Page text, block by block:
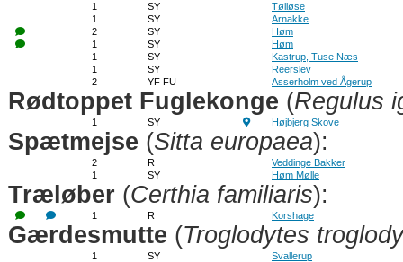
1
SY
Tølløse
1
SY
Arnakke
2
SY
Høm
1
SY
Høm
1
SY
Kastrup, Tuse Næs
1
SY
Reerslev
2
YF FU Asserholm ved Ågerup
Rødtoppet Fuglekonge (Regulus
1 SY Højbjerg Skove
Spætmejse (Sitta europaea):
2 R
Veddinge Bakker
1
SY Høm Mølle
Træløber (Certhia familiaris):
1 R Korshage
Gærdesmutte (Troglodytes
1 SY
Svallerup